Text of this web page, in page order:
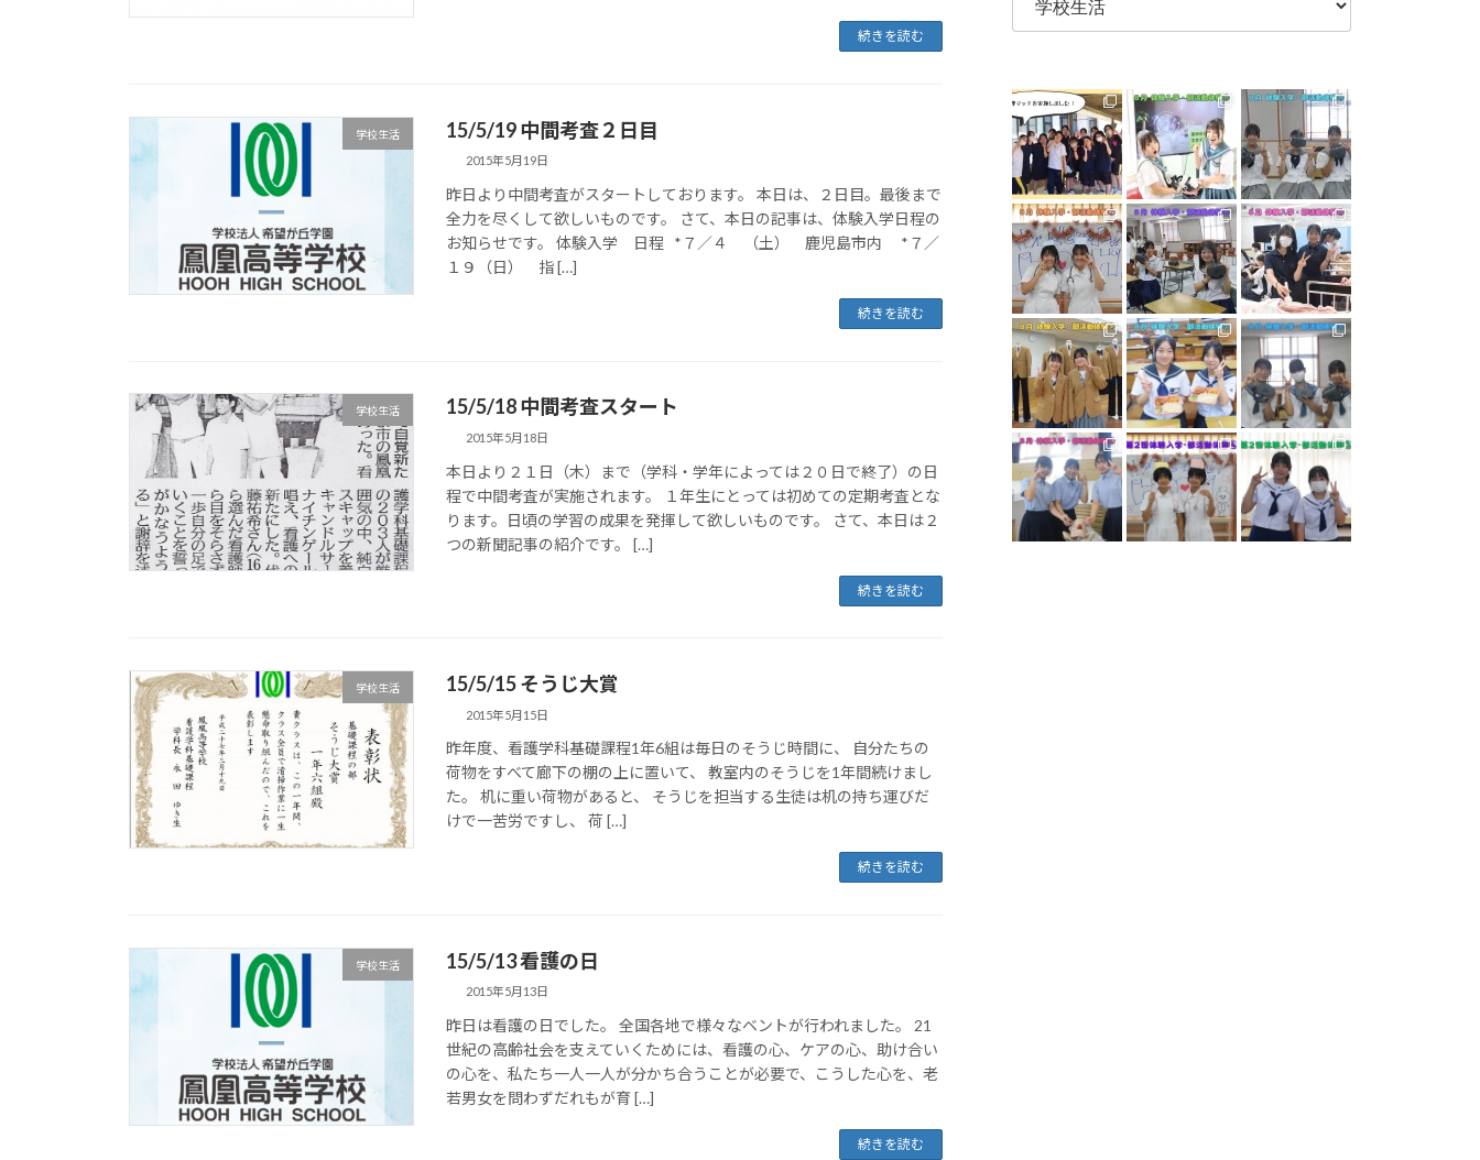
続きを読む
学校生活 15/5/19 中間考査２日目
2015年5月19日
昨日より中間考査がスタートしております。 本日は、２日目。最後まで
全力を尽くして欲しいものです。 さて、本日の記事は、体験入学日程の
お知らせです。 体験入学 日程 *７／４ （土） 鹿児島市内 *７／
１９（日） 指 […]
続きを読む
学校生活 15/5/18 中間考査スタート
2015年5月18日
本日より２１日（木）まで（学科・学年によっては２０日で終了）の日
程で中間考査が実施されます。 １年生にとっては初めての定期考査とな
ります。日頃の学習の成果を発揮して欲しいものです。 さて、本日は２
つの新聞記事の紹介です。 […]
続きを読む
学校生活 15/5/15 そうじ大賞
2015年5月15日
昨年度、看護学科基礎課程1年6組は毎日のそうじ時間に、 自分たちの
荷物をすべて廊下の棚の上に置いて、 教室内のそうじを1年間続けまし
た。 机に重い荷物があると、 そうじを担当する生徒は机の持ち運びだ
けで一苦労ですし、 荷 […]
続きを読む
学校生活 15/5/13 看護の日
2015年5月13日
昨日は看護の日でした。 全国各地で様々なベントが行われました。 21
世紀の高齢社会を支えていくためには、看護の心、ケアの心、助け合い
の心を、私たち一人一人が分かち合うことが必要で、こうした心を、老
若男女を問わずだれもが育 […]
続きを読む
ゴ
ー